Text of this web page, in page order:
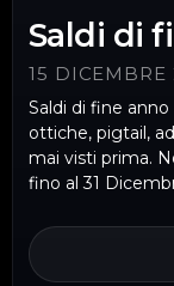
Saldi di
15 DICEMBRE
Saldi di fine
ottiche, pigtail,
mai visti prima.
fino al 31